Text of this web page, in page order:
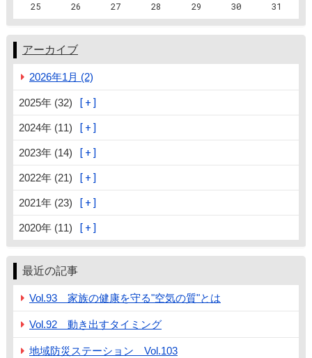
25
26 27 28 29 30 31
アーカイブ
2026年1月 (2)
2025年 (32)
2024年 (11)
2023年 (14)
2022年 (21)
2021年 (23)
2020年 (11)
最近の記事
Vol.93 家族の健康を守る"空気の質"とは
Vol.92 動き出すタイミング
地域防災ステーション Vol.103